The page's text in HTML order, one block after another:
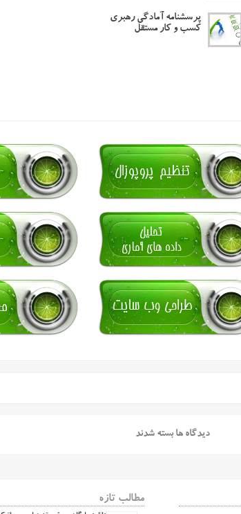
پرسشنامه آمادگی رهبری
کسب و کار مستقل
دیدگاه ها بسته شدند
مطالب تازه